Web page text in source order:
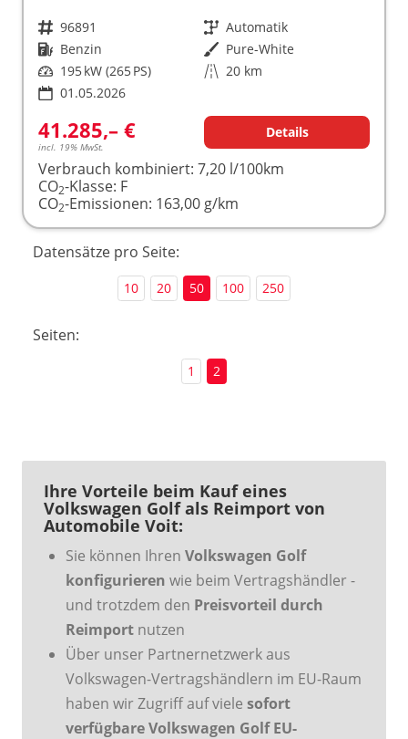
Fahrzeugnr. 96891 Getriebe Automatik
Kraftstoff Benzin Außenfarbe Pure-White
Leistung 195 kW (265 PS) Kilometerstand 20 km
01.05.2026
41.285,– €
incl. 19% MwSt.
Details
Verbrauch kombiniert: 7,20 l/100km
CO2-Klasse: F
CO2-Emissionen: 163,00 g/km
Datensätze pro Seite:
10 20 50 100 250
Seiten:
1 2
Ihre Vorteile beim Kauf eines
Volkswagen Golf als Reimport von
Automobile Voit:
Sie können Ihren Volkswagen Golf
konfigurieren wie beim Vertragshändler -
und trotzdem den Preisvorteil durch
Reimport nutzen
Über unser Partnernetzwerk aus
Volkswagen-Vertragshändlern im EU-Raum
haben wir Zugriff auf viele sofort
verfügbare Volkswagen Golf EU-